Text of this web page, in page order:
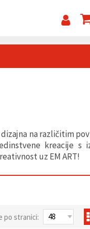
na različitim
kreacije s
uz EM ART!
po stranici: